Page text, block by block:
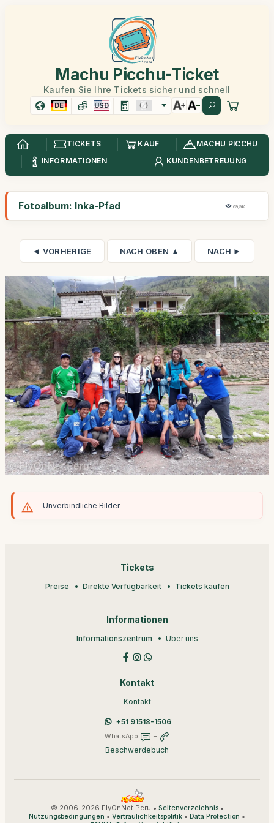
Machu Picchu-Ticket
Kaufen Sie Ihre Tickets sicher und schnell
DE USD
TICKETS KAUF
MACHU PICCHU
INFORMATIONEN
KUNDENBETREUUNG
Fotoalbum: Inka-Pfad 69,9K
◄ VORHERIGE NACH OBEN ▲ NACH ►
Unverbindliche Bilder
Tickets
Preise Direkte Verfügbarkeit Tickets kaufen
Informationen
Informationszentrum Über uns
Kontakt
Kontakt
+51 91518-1506
WhatsApp +
Beschwerdebuch
© 2006-2026 FlyOnNet Peru • Seitenverzeichnis•
Nutzungsbedingungen • Vertraulichkeitspolitik • Data Protection •